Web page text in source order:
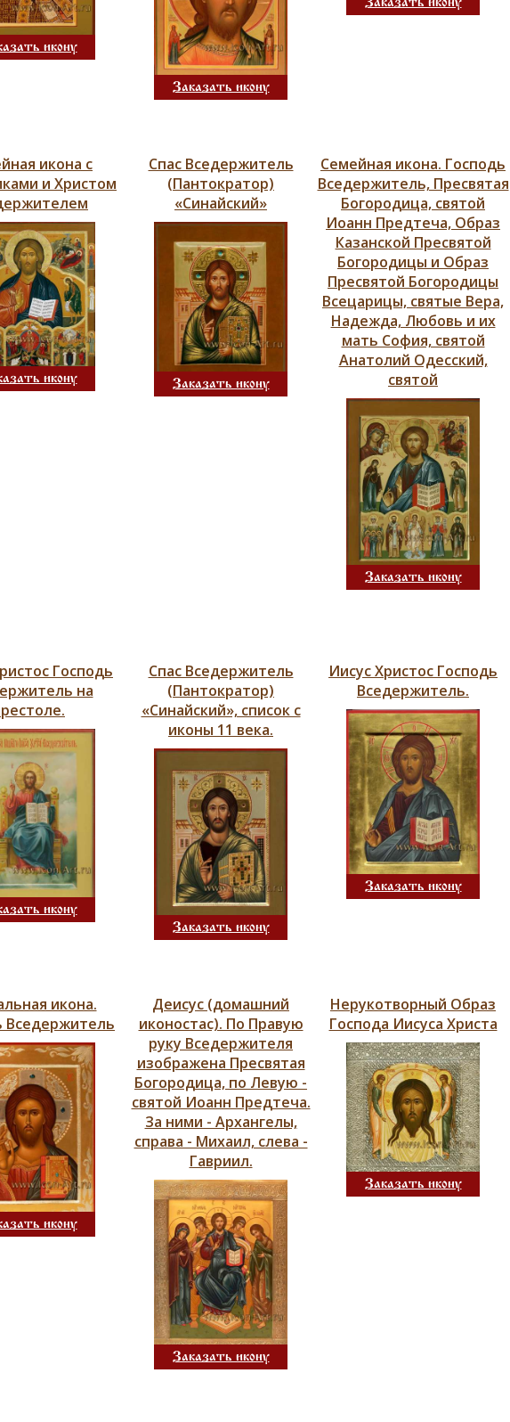
икону
Заказать икону
Заказать икону
икона с
и Христом
икону
Спас Вседержитель
(Пантократор)
«Синайский»
Заказать икону
Семейная икона. Господь
Вседержитель, Пресвятая
Богородица, святой
Иоанн Предтеча, Образ
Казанской Пресвятой
Богородицы и Образ
Пресвятой Богородицы
Всецарицы, святые Вера,
Надежда, Любовь и их
мать София, святой
Анатолий Одесский,
святой
Заказать икону
Господь
на
икону
Спас Вседержитель
(Пантократор)
«Синайский», список с
иконы 11 века.
Заказать икону
Иисус Христос Господь
Вседержитель.
Заказать икону
икона.
Вседержитель
икону
Деисус (домашний
иконостас). По Правую
руку Вседержителя
изображена Пресвятая
Богородица, по Левую -
святой Иоанн Предтеча.
За ними - Архангелы,
справа - Михаил, слева -
Гавриил.
Заказать икону
Нерукотворный Образ
Господа Иисуса Христа
Заказать икону